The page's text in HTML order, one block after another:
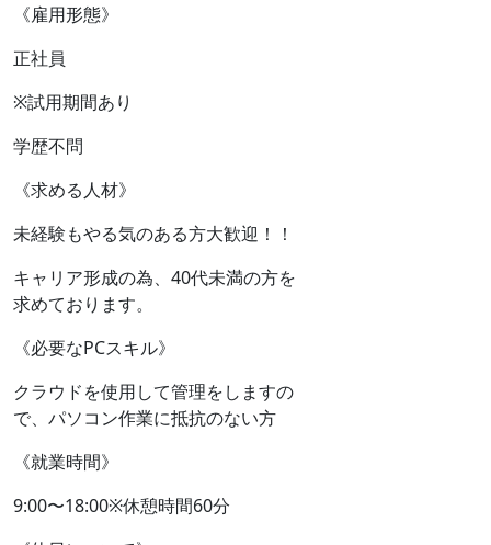
《雇用形態》
正社員
※試用期間あり
学歴不問
《求める人材》
未経験もやる気のある方大歓迎！！
キャリア形成の為、40代未満の方を
求めております。
《必要なPCスキル》
クラウドを使用して管理をしますの
で、パソコン作業に抵抗のない方
《就業時間》
9:00〜18:00※休憩時間60分